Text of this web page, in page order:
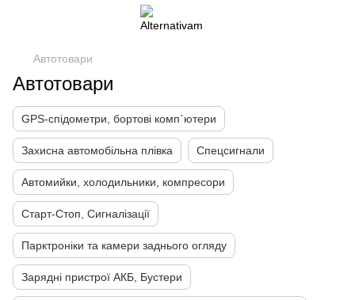
Автотовари
Автотовари
GPS-спідометри, бортові комп`ютери
Захисна автомобільна плівка Спецсигнали
Автомийки, холодильники, компресори
Старт-Стоп, Сигналізації
Парктроніки та камери заднього огляду
Зарядні пристрої АКБ, Бустери